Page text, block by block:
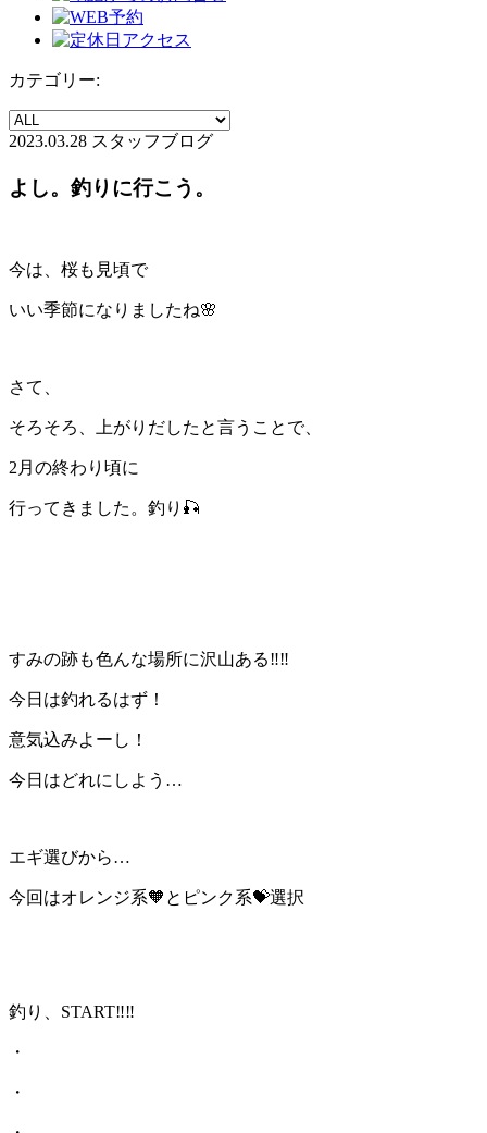
カテゴリー:
2023.03.28 スタッフブログ
よし。釣りに行こう。
今は、桜も見頃で
いい季節になりましたね🌸
さて、
そろそろ、上がりだしたと言うことで、
2月の終わり頃に
行ってきました。釣り🎣
すみの跡も色んな場所に沢山ある‼︎‼︎
今日は釣れるはず！
意気込みよーし！
今日はどれにしよう…
エギ選びから…
今回はオレンジ系🧡とピンク系💝選択
釣り、START‼︎‼︎
・
・